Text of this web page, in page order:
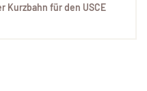
Kurzbahn für den USCE